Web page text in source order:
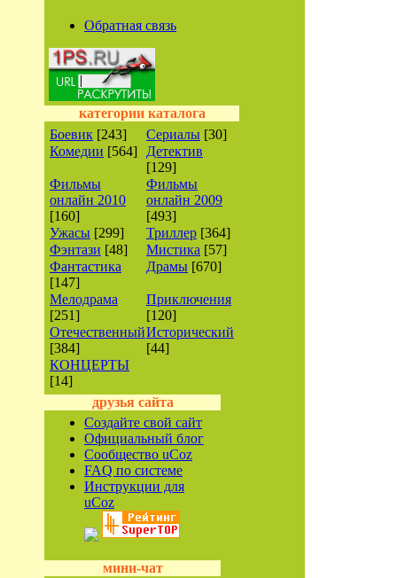
Обратная связь
категории каталога
Боевик [243] Сериалы [30]
Комедии [564]
Детектив
[129]
Фильмы
онлайн 2010
[160]
Фильмы
онлайн 2009
[493]
Ужасы [299] Триллер [364]
Фэнтази [48] Мистика [57]
Фантастика
[147]
Драмы [670]
Мелодрама
[251]
Приключения
[120]
Отечественный
[384]
Исторический
[44]
КОНЦЕРТЫ
[14]
друзья сайта
Создайте свой сайт
Официальный блог
Сообщество uCoz
FAQ по системе
Инструкции для
uCoz
мини-чат